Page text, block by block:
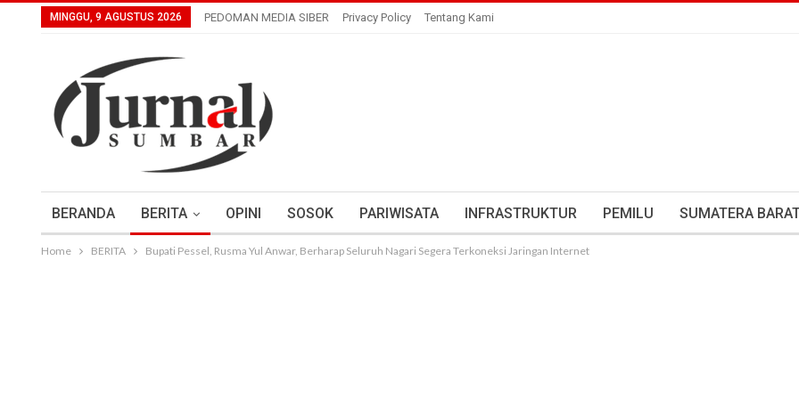
MINGGU, 9 AGUSTUS 2026 PEDOMAN MEDIA SIBER Privacy Policy Tentang Kami
BERANDA BERITA OPINI SOSOK PARIWISATA INFRASTRUKTUR PEMILU SUMATERA
Home BERITA Bupati Pessel, Rusma Yul Anwar, Berharap Seluruh Nagari Segera Terkoneksi Jaringan Internet